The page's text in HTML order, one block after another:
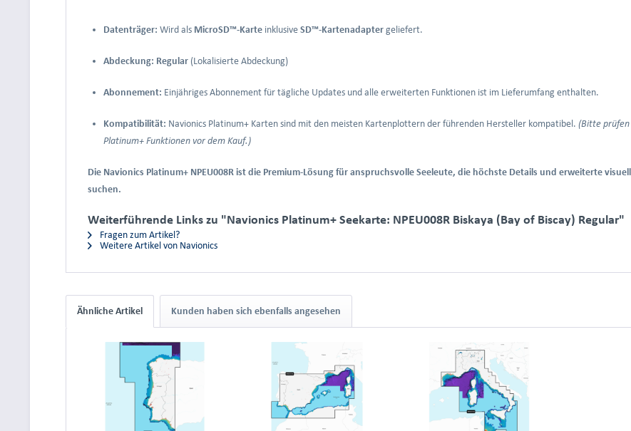
Datenträger: Wird als MicroSD™-Karte inklusive SD™-Kartenadapter geliefert.
Abdeckung: Regular (Lokalisierte Abdeckung)
Abonnement: Einjähriges Abonnement für tägliche Updates und alle erweiterten Funktionen ist im Lieferumfang enthalten.
Kompatibilität: Navionics Platinum+ Karten sind mit den meisten Kartenplottern der führenden Hersteller kompatibel. (Bitte prüfen
Platinum+ Funktionen vor dem Kauf.)
Die Navionics Platinum+ NPEU008R ist die Premium-Lösung für anspruchsvolle Seeleute, die höchste Details und erweiterte
suchen.
Weiterführende Links zu "Navionics Platinum+ Seekarte: NPEU008R Biskaya (Bay of Biscay) Regular"
Fragen zum Artikel?
Weitere Artikel von Navionics
Ähnliche Artikel Kunden haben sich ebenfalls angesehen